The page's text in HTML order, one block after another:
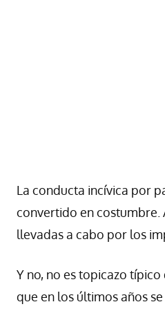
La conducta incívica por
convertido en costumbre.
llevadas a cabo por los
Y no, no es topicazo
que en los últimos años